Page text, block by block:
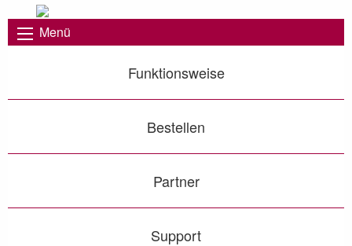
Menü
Funktionsweise
Bestellen
Partner
Support